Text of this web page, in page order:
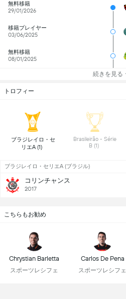
無料移籍
29/01/2026
移籍プレイヤー
03/06/2025
無料移籍
08/01/2025
続きを見る
トロフィー
ブラジレイロ・セ
Brasileirão - Série
ブラジレイロ・セリエA (ブラジル)
コリンチャンス
2017
こちらもお勧め
Chrystian Barletta
スポーツレシフェ
Carlos De Pena
スポーツレシフェ